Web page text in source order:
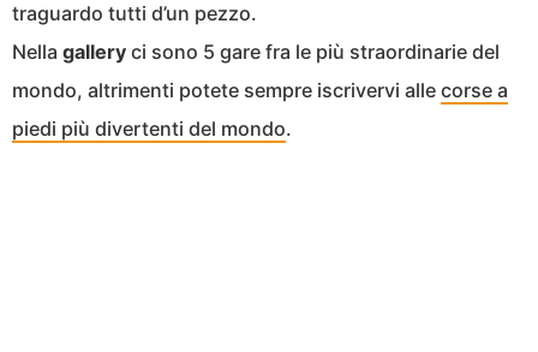
traguardo tutti d’un pezzo.
Nella gallery ci sono 5 gare fra le più straordinarie del
mondo, altrimenti potete sempre iscrivervi alle corse a
piedi più divertenti del mondo.